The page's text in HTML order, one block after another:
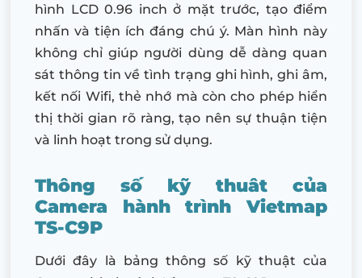
hình LCD 0.96 inch ở mặt trước, tạo điểm
nhấn và tiện ích đáng chú ý. Màn hình này
không chỉ giúp người dùng dễ dàng quan
sát thông tin về tình trạng ghi hình, ghi âm,
kết nối Wifi, thẻ nhớ mà còn cho phép hiển
thị thời gian rõ ràng, tạo nên sự thuận tiện
và linh hoạt trong sử dụng.
Thông số kỹ thuât của
Camera hành trình Vietmap
TS-C9P
Dưới đây là bảng thông số kỹ thuật của